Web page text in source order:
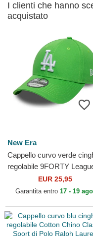
I clienti che hanno
acquistato
New Era
Cappello curvo verde
regolabile 9FORTY
Essential dei Los Angeles
Dodgers MLB di...
EUR 25,95
Garantita entro 17 - 19